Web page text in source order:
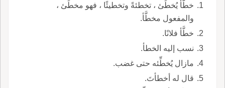
خطَّأَ يُخطِّئ ، تخطئةً وتخطيئًا ، فهو مخطِّئ ،
والمفعول مخطَّأ.
خطَّأ فلانًا.
نسب إليه الخطأ.
مازال يُخطِّئه حتى غضب.
قال له أخطأتَ.